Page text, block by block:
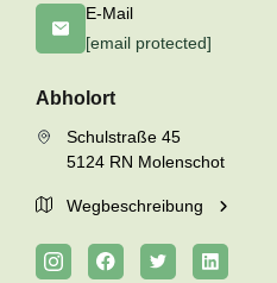
E-Mail
[email protected]
Abholort
Schulstraße 45
5124 RN Molenschot
Wegbeschreibung